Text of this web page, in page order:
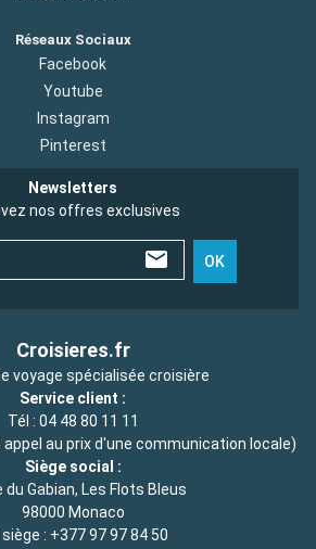
Réseaux Sociaux
Facebook
Youtube
Instagram
Pinterest
Newsletters
nos offres exclusives
OK
Croisieres.fr
voyage spécialisée croisière
Service client :
Tél : 04 48 80 11 11
au prix d'une communication locale)
Siège social :
du Gabian, Les Flots Bleus
98000 Monaco
: +377 97 97 84 50